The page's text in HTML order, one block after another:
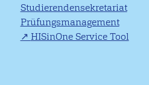
Studierendensekretariat
Prüfungsmanagement
HISinOne Service Tool